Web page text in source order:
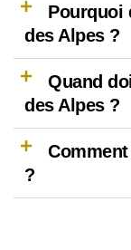
Pourquoi
des Alpes ?
Quand
des Alpes ?
?